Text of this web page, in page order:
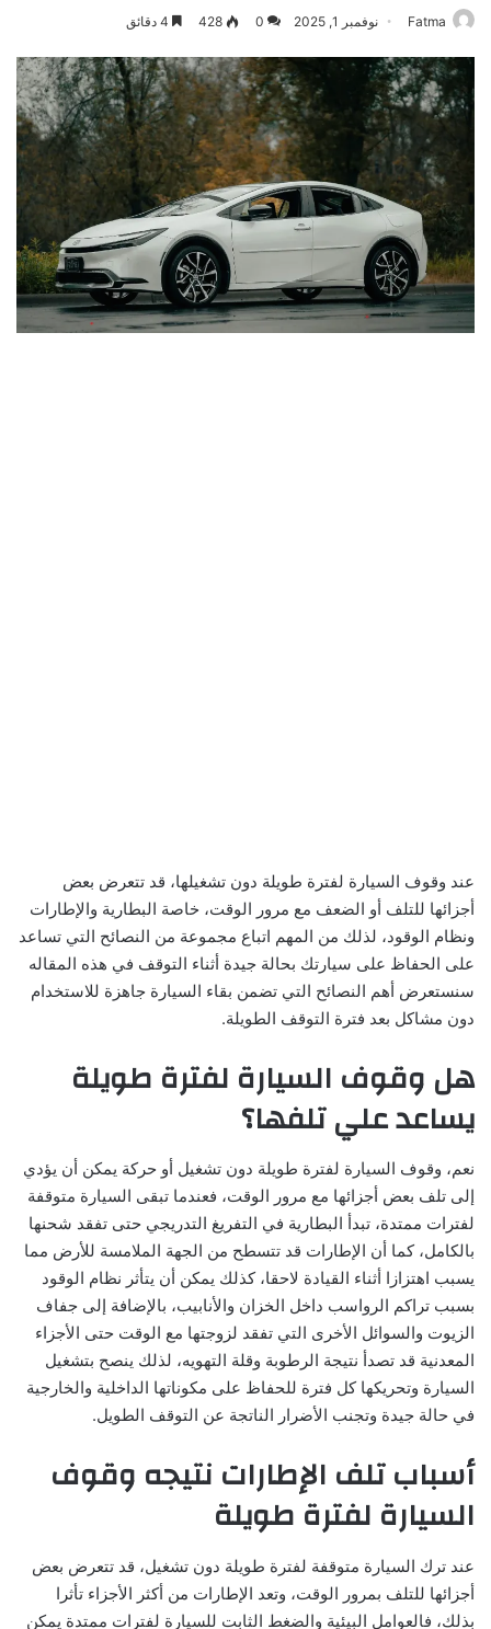
Fatma نوفمبر 1, 2025 0
428
عند وقوف السيارة لفترة طويلة دون تشغيلها، قد تتعرض بعض
أجزائها للتلف أو الضعف مع مرور الوقت، خاصة البطارية والإطارات
ونظام الوقود، لذلك من المهم اتباع مجموعة من النصائح التي تساعد
على الحفاظ على سيارتك بحالة جيدة أثناء التوقف في هذه المقاله
سنستعرض أهم النصائح التي تضمن بقاء السيارة جاهزة للاستخدام
دون مشاكل بعد فترة التوقف الطويلة.
هل وقوف السيارة لفترة طويلة
يساعد علي تلفها؟
نعم، وقوف السيارة لفترة طويلة دون تشغيل أو حركة يمكن أن يؤدي
إلى تلف بعض أجزائها مع مرور الوقت، فعندما تبقى السيارة متوقفة
لفترات ممتدة، تبدأ البطارية في التفريغ التدريجي حتى تفقد شحنها
بالكامل، كما أن الإطارات قد تتسطح من الجهة الملامسة للأرض مما
يسبب اهتزازا أثناء القيادة لاحقا، كذلك يمكن أن يتأثر نظام الوقود
بسبب تراكم الرواسب داخل الخزان والأنابيب، بالإضافة إلى جفاف
الزيوت والسوائل الأخرى التي تفقد لزوجتها مع الوقت حتى الأجزاء
المعدنية قد تصدأ نتيجة الرطوبة وقلة التهويه، لذلك ينصح بتشغيل
السيارة وتحريكها كل فترة للحفاظ على مكوناتها الداخلية والخارجية
في حالة جيدة وتجنب الأضرار الناتجة عن التوقف الطويل.
أسباب تلف الإطارات نتيجه وقوف
السيارة لفترة طويلة
عند ترك السيارة متوقفة لفترة طويلة دون تشغيل، قد تتعرض بعض
أجزائها للتلف بمرور الوقت، وتعد الإطارات من أكثر الأجزاء تأثرا
بذلك، فالعوامل البيئية والضغط الثابت للسيارة لفترات ممتدة يمكن